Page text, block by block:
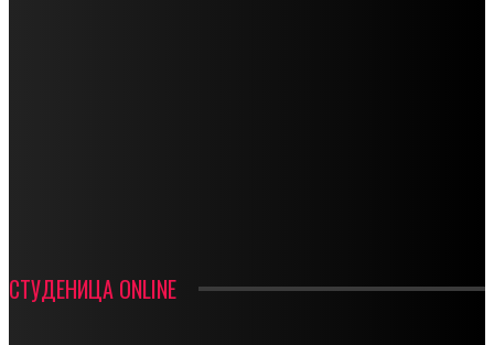
СТУДЕНИЦА ONLINE